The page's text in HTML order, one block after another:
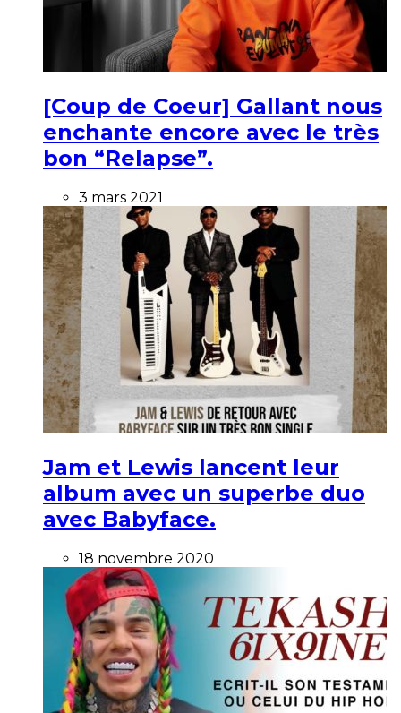
[Coup de Coeur] Gallant nous
enchante encore avec le très
bon “Relapse”.
3 mars 2021
Jam et Lewis lancent leur
album avec un superbe duo
avec Babyface.
18 novembre 2020